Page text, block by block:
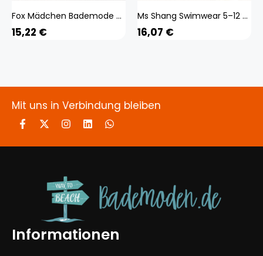
Fox Mädchen Bademode Soild Baby Kinder Bademode Biquini Infantil Badeanzüge Falbala Bikini Mädchen Für 6–14 Jahre Gelb/grün/rosa 10 Years
15,22 €
Ms Shang Swimwear 5–12 Jahre Teenager-Mädchen-Badeanzug, Kinder-Bademode, Quaste, Großes Mädchen-Bikini, Neckholder-Oberteil, Badeanzug, Fransen, Kinder-Mädchen-Badebek
16,07 €
Mit uns in Verbindung bleiben
Informationen